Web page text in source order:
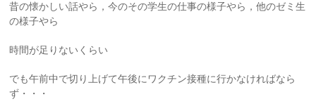
昔の懐かしい話やら，今のその学生の仕事の様子やら，他のゼミ生
の様子やら
時間が足りないくらい
でも午前中で切り上げて午後にワクチン接種に行かなければなら
ず・・・